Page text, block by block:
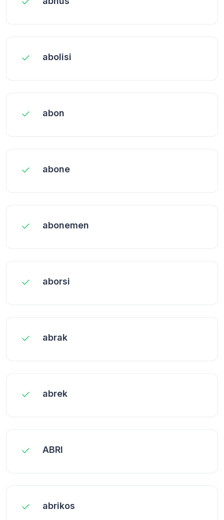
abolisi
abon
abone
abonemen
aborsi
abrak
abrek
ABRI
abrikos